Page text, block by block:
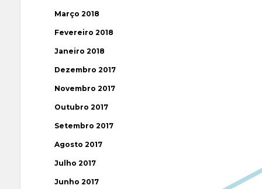
Março 2018
Fevereiro 2018
Janeiro 2018
Dezembro 2017
Novembro 2017
Outubro 2017
Setembro 2017
Agosto 2017
Julho 2017
Junho 2017